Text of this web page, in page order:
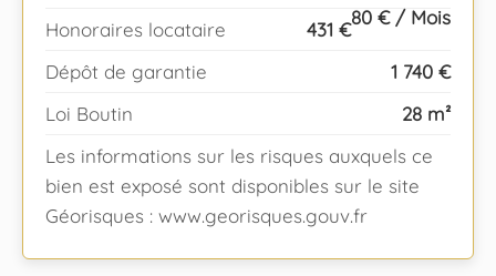
80 € / Mois
Honoraires locataire
431 €
Dépôt de garantie
1 740 €
Loi Boutin
28 m²
Les informations sur les risques auxquels ce
bien est exposé sont disponibles sur le site
Géorisques : www.georisques.gouv.fr